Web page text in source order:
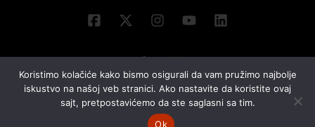
© 2026 NOVA EKONOMIJA | SVA PRAVA ZADŽANA | DEVELOPED BY
Koristimo kolačiće kako bismo osigurali da vam pružimo najbolje
iskustvo na našoj veb stranici. Ako nastavite da koristite ovaj
sajt, pretpostavićemo da ste saglasni sa tim.
Ok